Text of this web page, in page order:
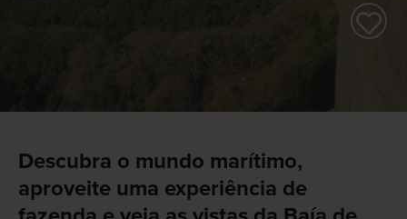
Descubra o mundo marítimo,
aproveite uma experiência de